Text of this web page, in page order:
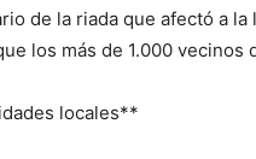
de la riada que afectó a
los más de 1.000
locales**